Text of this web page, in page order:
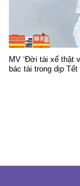
MV ‘Đời tài xế thật
bác tài trong dịp Tết